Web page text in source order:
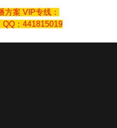
方案 VIP专线：
：441815019